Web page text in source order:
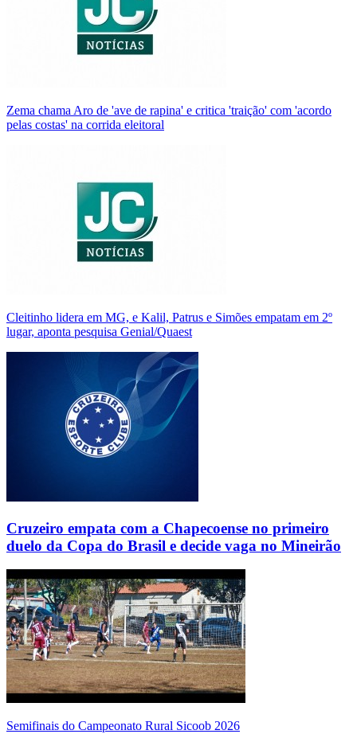
Zema chama Aro de 'ave de rapina' e critica 'traição' com 'acordo
pelas costas' na corrida eleitoral
Cleitinho lidera em MG, e Kalil, Patrus e Simões empatam em 2º
lugar, aponta pesquisa Genial/Quaest
Cruzeiro empata com a Chapecoense no primeiro
duelo da Copa do Brasil e decide vaga no Mineirão
Semifinais do Campeonato Rural Sicoob 2026